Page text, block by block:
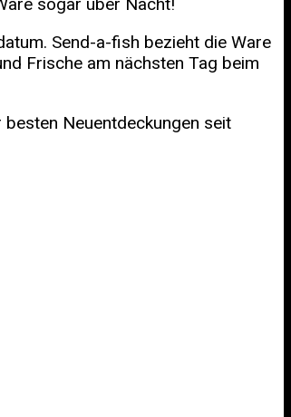
sogar über Nacht!
Send-a-fish bezieht die Ware
Frische am nächsten Tag beim
Neuentdeckungen seit